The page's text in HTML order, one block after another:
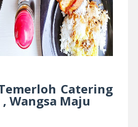
Catering
Wangsa Maju